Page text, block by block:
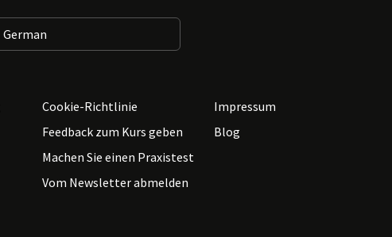
Cookie-Richtlinie
Feedback zum Kurs geben
Machen Sie einen Praxistest
Vom Newsletter abmelden
Impressum
Blog